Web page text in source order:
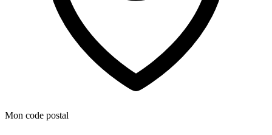
Mon code postal